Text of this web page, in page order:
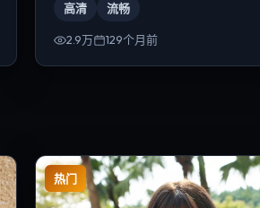
高清 流畅
2.9万 129个月前
热门